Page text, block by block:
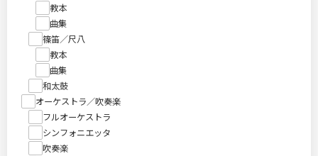
教本
曲集
篠笛／尺八
教本
曲集
和太鼓
オーケストラ／吹奏楽
フルオーケストラ
シンフォニエッタ
吹奏楽